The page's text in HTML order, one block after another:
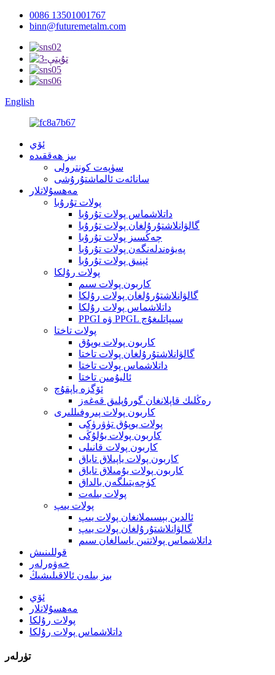
0086 13501001767
binn@futuremetalm.com
English
ئۆي
بىز ھەققىدە
سۈپەت كونترولى
سانائەت ئالماشتۇرۇشى
مەھسۇلاتلار
پولات تۇرۇبا
داتلاشماس پولات تۇرۇبا
گالۋانلاشتۇرۇلغان پولات تۇرۇبا
چەڭسىز پولات تۇرۇبا
پەيۋەندلەنگەن پولات تۇرۇبا
ئېنىق پولات تۇرۇبا
پولات رۇلكا
كاربون پولات سىم
گالۋانلاشتۇرۇلغان پولات رۇلكا
داتلاشماس پولات رۇلكا
PPGI ۋە PPGL سىپاتلىغۇچ
پولات تاختا
كاربون پولات يوپۇق
گالۋانلاشتۇرۇلغان پولات تاختا
داتلاشماس پولات تاختا
ئاليۇمىن تاختا
ئۆگزە ياپقۇچ
رەڭلىك قاپلانغان گورۇپلىق قەغەز
كاربون پولات پىروفىللىرى
پولات يوپۇق تۈۋرۈكى
كاربون پولات بۇلۇڭى
كاربون پولات قانىلى
كاربون پولات ياپىلاق تاياق
كاربون پولات يۇمىلاق تاياق
كۈچەيتىلگەن بالداق
پولات بىلەت
پولات يىپ
ئالدىن بېسىملانغان پولات يىپ
گالۋانلاشتۇرۇلغان پولات يىپ
داتلاشماس پولاتتىن ياسالغان سىم
قوللىنىش
خەۋەرلەر
بىز بىلەن ئالاقىلىشىڭ
ئۆي
مەھسۇلاتلار
پولات رۇلكا
داتلاشماس پولات رۇلكا
تۈرلەر